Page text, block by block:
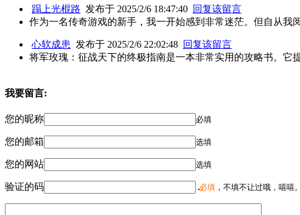
蹋上光棍路 发布于 2025/2/6 18:47:40 回复该留言
作为一名传奇游戏的新手，我一开始感到非常迷茫。但自从我
心软成患 发布于 2025/2/6 22:02:48 回复该留言
将军玫瑰：征战天下的终极指南是一本非常实用的攻略书。它
我要留言:
您的昵称 必填
您的邮箱 选填
您的网站 选填
验证的码 必填 ，不填不让过哦，嘻嘻。